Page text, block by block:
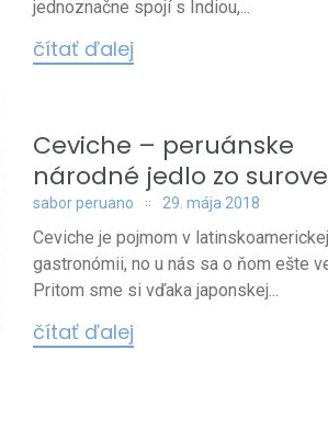
jednoznačne spojí s Indiou,...
čítať ďalej
Ceviche – peruánske
národné jedlo zo
sabor peruano 29. mája 2018
Ceviche je pojmom v latinskoamerickej
gastronómii, no u nás sa o ňom ešte
Pritom sme si vďaka japonskej...
čítať ďalej